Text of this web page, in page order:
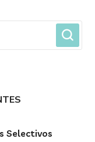
Selectivos